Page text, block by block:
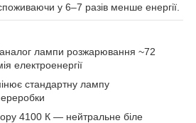
у 6–7 разів менше енергії.
лампи розжарювання ~72
електроенергії
стандартну лампу
4100 К — нейтральне біле